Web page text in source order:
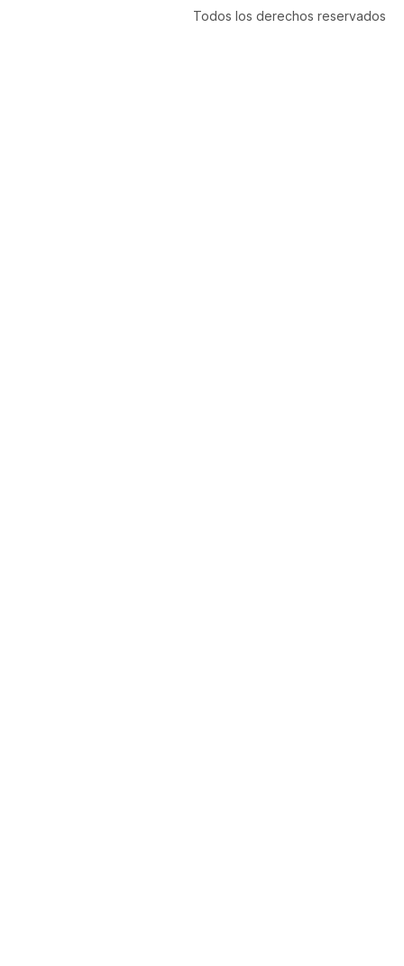
Todos los derechos reservados